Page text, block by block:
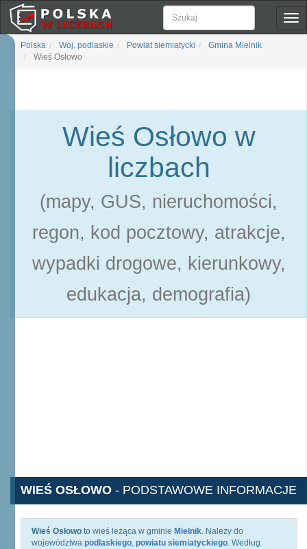
Polska Woj. podlaskie Powiat siemiatycki
Gmina Mielnik
Wieś Osłowo
Wieś Osłowo w
liczbach
(mapy, GUS, nieruchomości,
regon, kod pocztowy, atrakcje,
wypadki drogowe, kierunkowy,
edukacja, demografia)
WIEŚ OSŁOWO - PODSTAWOWE INFORMACJE
Wieś Osłowo to wieś leżąca w gminie Mielnik. Należy do
województwa podlaskiego, powiatu siemiatyckiego. Według